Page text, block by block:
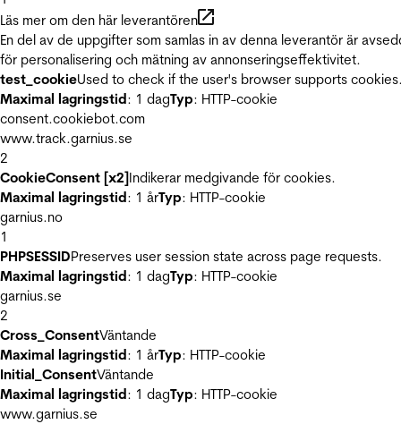
Läs mer om den här leverantören
En del av de uppgifter som samlas in av denna leverantör är
för personalisering och mätning av annonseringseffektivitet.
test_cookieUsed to check if the user's browser supports
Maximal lagringstid: 1 dagTyp: HTTP-cookie
consent.cookiebot.com
www.track.garnius.se
2
CookieConsent [x2]Indikerar medgivande för cookies.
Maximal lagringstid: 1 årTyp: HTTP-cookie
garnius.no
1
PHPSESSIDPreserves user session state across page requests.
Maximal lagringstid: 1 dagTyp: HTTP-cookie
garnius.se
2
Cross_ConsentVäntande
Maximal lagringstid: 1 årTyp: HTTP-cookie
Initial_ConsentVäntande
Maximal lagringstid: 1 dagTyp: HTTP-cookie
www.garnius.se